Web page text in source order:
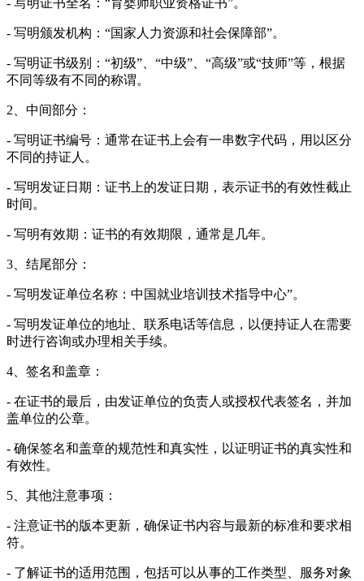
- 写明颁发机构：“国家人力资源和社会保障部”。
- 写明证书级别：“初级”、“中级”、“高级”或“技师”等，根据
不同等级有不同的称谓。
2、中间部分：
- 写明证书编号：通常在证书上会有一串数字代码，用以区分
不同的持证人。
- 写明发证日期：证书上的发证日期，表示证书的有效性截止
时间。
- 写明有效期：证书的有效期限，通常是几年。
3、结尾部分：
- 写明发证单位名称：中国就业培训技术指导中心”。
- 写明发证单位的地址、联系电话等信息，以便持证人在需要
时进行咨询或办理相关手续。
4、签名和盖章：
- 在证书的最后，由发证单位的负责人或授权代表签名，并加
盖单位的公章。
- 确保签名和盖章的规范性和真实性，以证明证书的真实性和
有效性。
5、其他注意事项：
- 注意证书的版本更新，确保证书内容与最新的标准和要求相
符。
- 了解证书的适用范围，包括可以从事的工作类型、服务对象